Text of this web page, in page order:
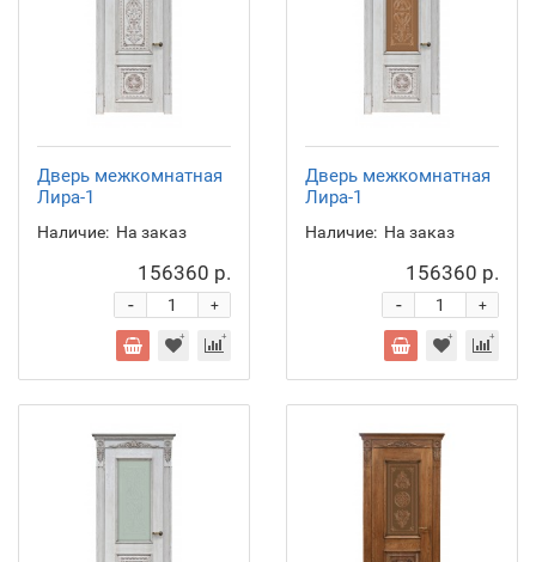
Дверь межкомнатная
Лира-1
Наличие: На заказ
156360 р.
+
-
Дверь межкомнатная
Лира-1
Наличие: На заказ
156360 р.
+
-